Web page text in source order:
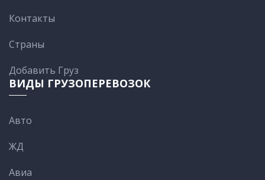
Контакты
Cтраны
Добавить Груз
ВИДЫ ГРУЗОПЕРЕВОЗОК
Авто
ЖД
Авиа